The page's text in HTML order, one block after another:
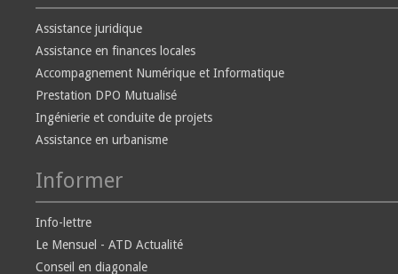
Assistance juridique
Assistance en finances locales
Accompagnement Numérique et Informatique
Prestation DPO Mutualisé
Ingénierie et conduite de projets
Assistance en urbanisme
Informer
Info-lettre
Le Mensuel - ATD Actualité
Conseil en diagonale